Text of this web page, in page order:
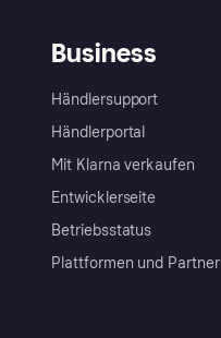
Business
Händlersupport
Händlerportal
Mit Klarna verkaufen
Entwicklerseite
Betriebsstatus
Plattformen und Partner